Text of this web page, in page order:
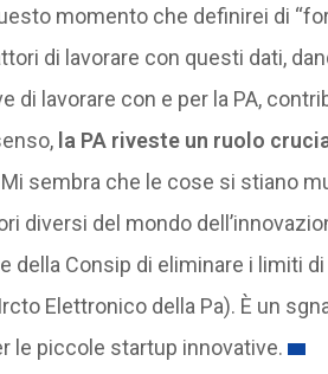
momento che definirei di
di lavorare con questi dati,
di lavorare con e per la PA,
la PA riveste un ruolo
Mi sembra che le cose si stiano
diversi del mondo
della Consip di eliminare i limiti
Elettronico della Pa). È un
le piccole startup innovative.